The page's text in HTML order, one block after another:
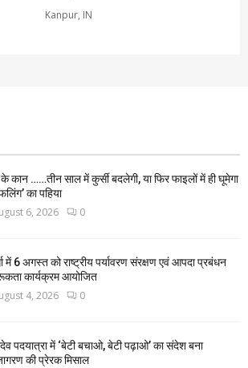
Kanpur, IN
के कान ……तीन साल में कुर्सी बदलेगी, या फिर फाइलों में ही घूमेगा
का पहिया
6, 2026 0
में 6 अगस्त को राष्ट्रीय पर्यावरण संरक्षण एवं आपदा प्रबंधन
कार्यक्रम आयोजित
4, 2026 0
पदयात्रा में ‘बेटी बचाओ, बेटी पढ़ाओ’ का संदेश बना
की प्रेरक मिसाल